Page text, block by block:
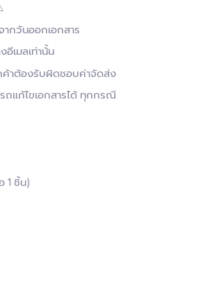
ากวันออกเอกสาร
อีเมลเท่านั้น
ค้าต้องรับผิดชอบค่าจัดส่ง
รถแก้ไขเอกสารได้ ทุกกรณี
1 ชิ้น)